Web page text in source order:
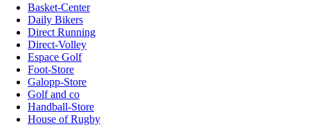
Basket-Center
Daily Bikers
Direct Running
Direct-Volley
Espace Golf
Foot-Store
Galopp-Store
Golf and co
Handball-Store
House of Rugby